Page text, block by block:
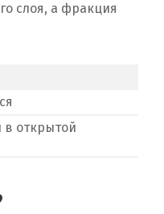
слоя, а фракция
в открытой